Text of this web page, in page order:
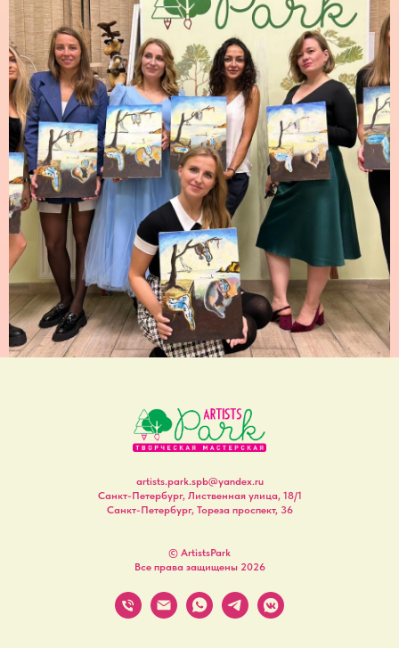
artists.park.spb@yandex.ru
Санкт-Петербург, Лиственная улица, 18/1
Санкт-Петербург, Тореза проспект, 36
© ArtistsPark
Все права защищены 2026